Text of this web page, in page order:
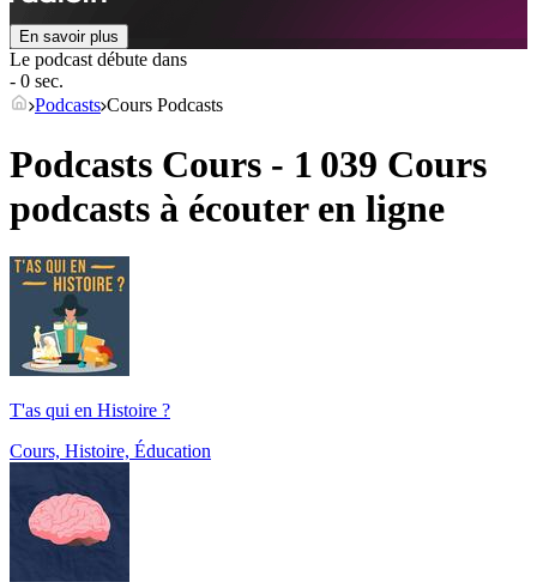
En savoir plus
Le podcast débute dans
- 0 sec.
Podcasts Cours Podcasts
Podcasts Cours - 1 039 Cours
podcasts à écouter en ligne
T'as qui en Histoire ?
Cours, Histoire, Éducation